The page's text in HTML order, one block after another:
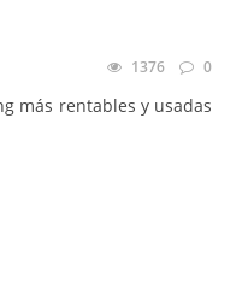
1376 0
más rentables y usadas